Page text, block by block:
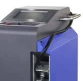
SITEMAP
PRIVACY
POLICY